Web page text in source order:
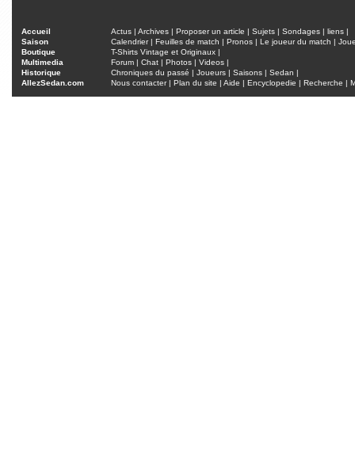
Accueil Actus | Archives | Proposer un article | Sujets | Sondages | liens |
Saison
Calendrier| Feuilles de match | Pronos | Le joueur du match |
Boutique
T-Shirts Vintage et Originaux |
Multimedia
Forum | Chat | Photos | Videos |
Historique
Chroniques du passé | Joueurs | Saisons | Sedan |
AllezSedan.com
Nous contacter| Plan du site | Aide | Encyclopedie | Recherche |